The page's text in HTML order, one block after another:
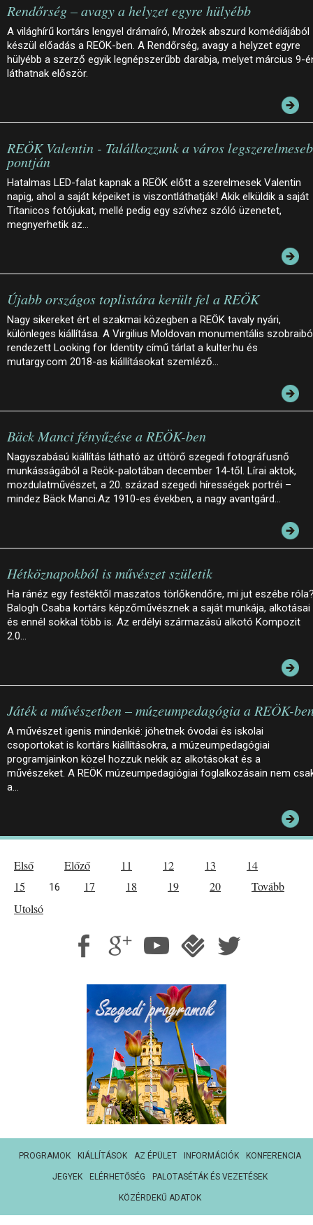
Rendőrség – avagy a helyzet egyre hülyébb
A világhírű kortárs lengyel drámaíró, Mrożek abszurd komédiájából
készül előadás a REÖK-ben. A Rendőrség, avagy a helyzet egyre
hülyébb a szerző egyik legnépszerűbb darabja, melyet március 9-
láthatnak először.
REÖK Valentin - Találkozzunk a város
pontján
Hatalmas LED-falat kapnak a REÖK előtt a szerelmesek Valentin
napig, ahol a saját képeiket is viszontláthatják! Akik elküldik a saját
Titanicos fotójukat, mellé pedig egy szívhez szóló üzenetet,
megnyerhetik az…
Újabb országos toplistára került fel a REÖK
Nagy sikereket ért el szakmai közegben a REÖK tavaly nyári,
különleges kiállítása. A Virgilius Moldovan monumentális
rendezett Looking for Identity című tárlat a kulter.hu és
mutargy.com 2018-as kiállításokat szemléző…
Bäck Manci fényűzése a REÖK-ben
Nagyszabású kiállítás látható az úttörő szegedi fotográfusnő
munkásságából a Reök-palotában december 14-től. Lírai aktok,
mozdulatművészet, a 20. század szegedi hírességek portréi –
mindez Bäck Manci.Az 1910-es években, a nagy avantgárd…
Hétköznapokból is művészet születik
Ha ránéz egy festéktől maszatos törlőkendőre, mi jut eszébe
Balogh Csaba kortárs képzőművésznek a saját munkája, alkotásai
és ennél sokkal több is. Az erdélyi származású alkotó Kompozit
2.0…
Játék a művészetben – múzeumpedagógia a REÖK-
A művészet igenis mindenkié: jöhetnek óvodai és iskolai
csoportokat is kortárs kiállításokra, a múzeumpedagógiai
programjainkon közel hozzuk nekik az alkotásokat és a
művészeket. A REÖK múzeumpedagiógiai foglalkozásain nem
a…
Első Előző 11 12 13
14
15
16 17 18 19 20
Tovább
Utolsó
PROGRAMOK KIÁLLÍTÁSOK AZ ÉPÜLET INFORMÁCIÓK KONFERENCIA
JEGYEK ELÉRHETŐSÉG PALOTASÉTÁK ÉS VEZETÉSEK
KÖZÉRDEKŰ ADATOK